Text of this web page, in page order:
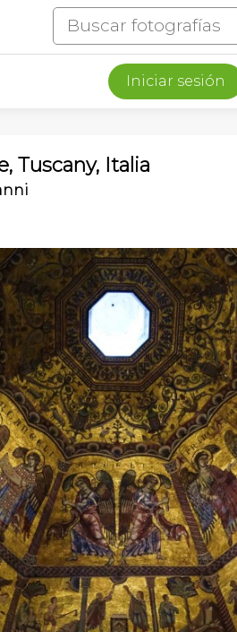
Iniciar sesión
Tuscany, Italia